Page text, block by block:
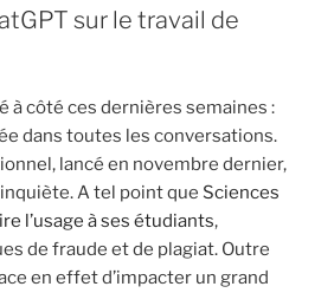
sur le travail de
à côté ces dernières semaines :
dans toutes les conversations.
lancé en novembre dernier,
A tel point que Sciences
l’usage à ses étudiants,
de fraude et de plagiat. Outre
en effet d’impacter un grand